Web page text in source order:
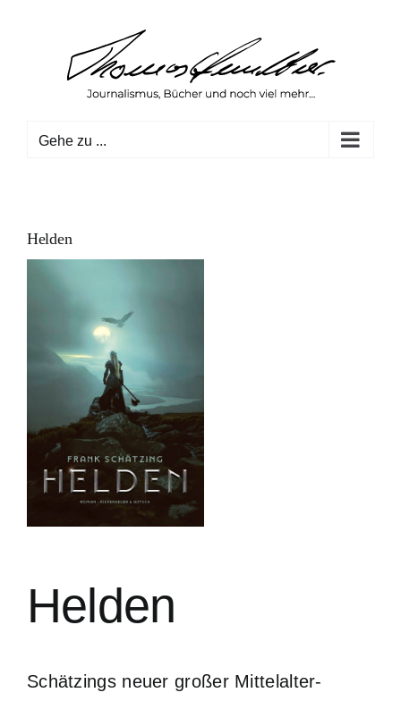
springen
Gehe zu ...
Helden
Helden
Schätzings neuer großer Mittelalter-